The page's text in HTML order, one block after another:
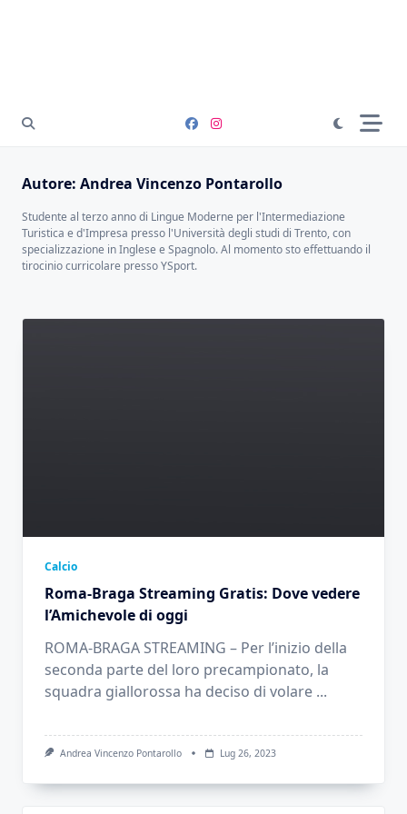
Autore: Andrea Vincenzo Pontarollo
Studente al terzo anno di Lingue Moderne per l'Intermediazione
Turistica e d'Impresa presso l'Università degli studi di Trento, con
specializzazione in Inglese e Spagnolo. Al momento sto effettuando il
tirocinio curricolare presso YSport.
Calcio
Roma-Braga Streaming Gratis: Dove vedere
l’Amichevole di oggi
ROMA-BRAGA STREAMING – Per l’inizio della
seconda parte del loro precampionato, la
squadra giallorossa ha deciso di volare ...
Andrea Vincenzo Pontarollo Lug 26, 2023